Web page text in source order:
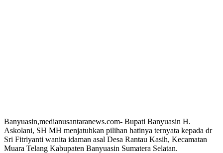
Banyuasin,medianusantaranews.com- Bupati Banyuasin H.
Askolani, SH MH menjatuhkan pilihan hatinya ternyata kepada dr
Sri Fitriyanti wanita idaman asal Desa Rantau Kasih, Kecamatan
Muara Telang Kabupaten Banyuasin Sumatera Selatan.